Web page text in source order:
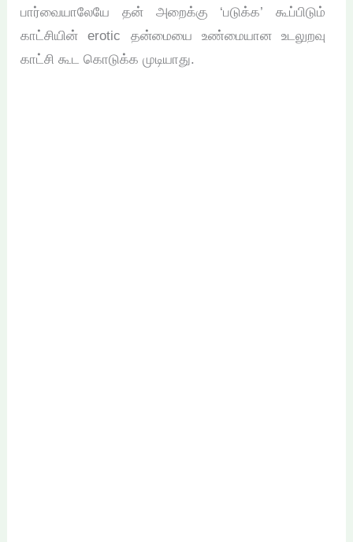
பார்வையாலேயே தன் அறைக்கு ‘படுக்க’ கூப்பிடும்
காட்சியின் erotic தன்மையை உண்மையான உடலுறவு
காட்சி கூட கொடுக்க முடியாது.